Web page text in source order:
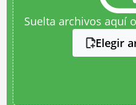
Suelta archivos aquí
Elegir